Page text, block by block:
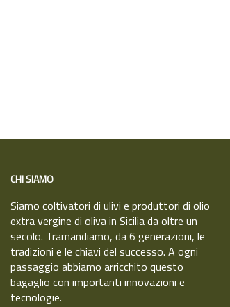
CHI SIAMO
Siamo coltivatori di ulivi e produttori di olio
extra vergine di oliva in Sicilia da oltre un
secolo. Tramandiamo, da 6 generazioni, le
tradizioni e le chiavi del successo. A ogni
passaggio abbiamo arricchito questo
bagaglio con importanti innovazioni e
tecnologie.